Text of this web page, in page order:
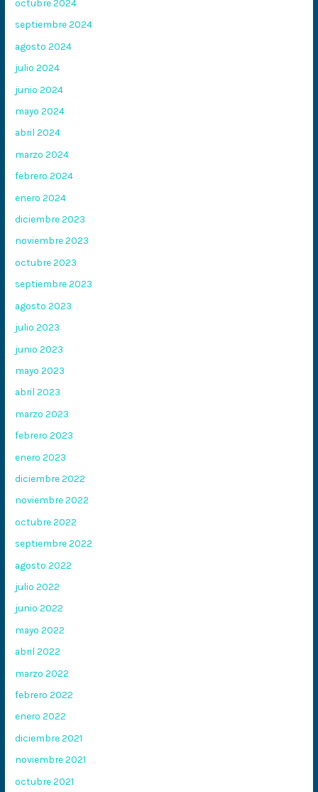
octubre 2024
septiembre 2024
agosto 2024
julio 2024
junio 2024
mayo 2024
abril 2024
marzo 2024
febrero 2024
enero 2024
diciembre 2023
noviembre 2023
octubre 2023
septiembre 2023
agosto 2023
julio 2023
junio 2023
mayo 2023
abril 2023
marzo 2023
febrero 2023
enero 2023
diciembre 2022
noviembre 2022
octubre 2022
septiembre 2022
agosto 2022
julio 2022
junio 2022
mayo 2022
abril 2022
marzo 2022
febrero 2022
enero 2022
diciembre 2021
noviembre 2021
octubre 2021